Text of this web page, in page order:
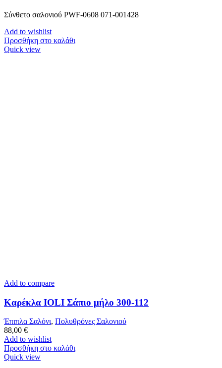
Σύνθετο σαλονιού PWF-0608 071-001428
Add to wishlist
Προσθήκη στο καλάθι
Quick view
Add to compare
Καρέκλα IOLI Σάπιο μήλο 300-112
Έπιπλα Σαλόνι, Πολυθρόνες Σαλονιού
88,00 €
Add to wishlist
Προσθήκη στο καλάθι
Quick view